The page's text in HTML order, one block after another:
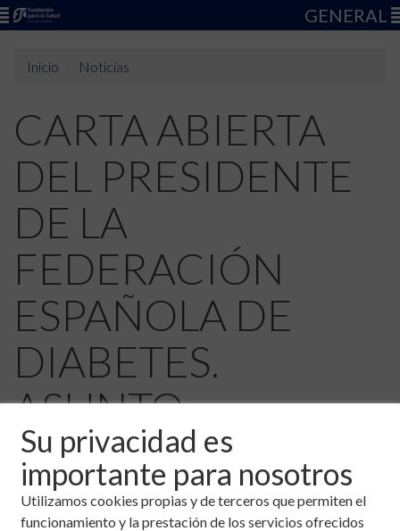
Su privacidad es
importante para nosotros
Utilizamos cookies propias y de terceros que permiten el
funcionamiento y la prestación de los servicios ofrecidos
GENERAL
Inicio Noticias
CARTA ABIERTA
DEL PRESIDENTE
DE LA
FEDERACIÓN
ESPAÑOLA DE
DIABETES.
ASUNTO:
DISCRIMINADO
POR DIABETES.